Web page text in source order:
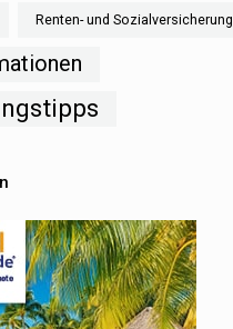
Renten- und Sozialversicherung